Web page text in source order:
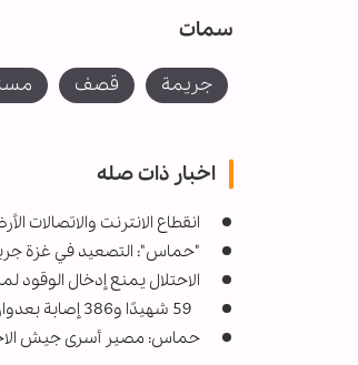
سمات
جريمة قصف
اخبار ذات صله
انقطاع الانترنت والاتصالات
"حماس": التصعيد في غزة
الاحتلال يمنع إدخال
حماس: مصير أسرى جيش